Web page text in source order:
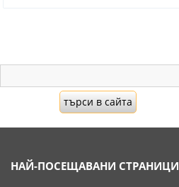
НАЙ-ПОСЕЩАВАНИ СТРАНИЦИ